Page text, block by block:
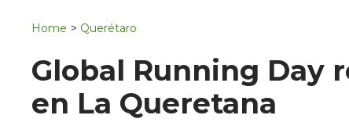
Home > Querétaro
Global Running Day
en La Queretana